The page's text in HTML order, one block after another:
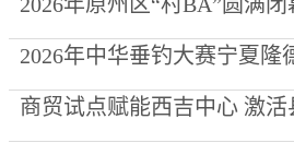
2026年中华垂钓大赛宁夏隆
商贸试点赋能西吉中心 激活